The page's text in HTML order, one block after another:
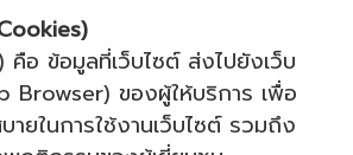
อ ข้อมูลที่เว็บไซต์ ส่งไปยังเว็บ
Browser) ของผู้ให้บริการ เพื่อ
ายในการใช้งานเว็บไซต์ รวมถึง